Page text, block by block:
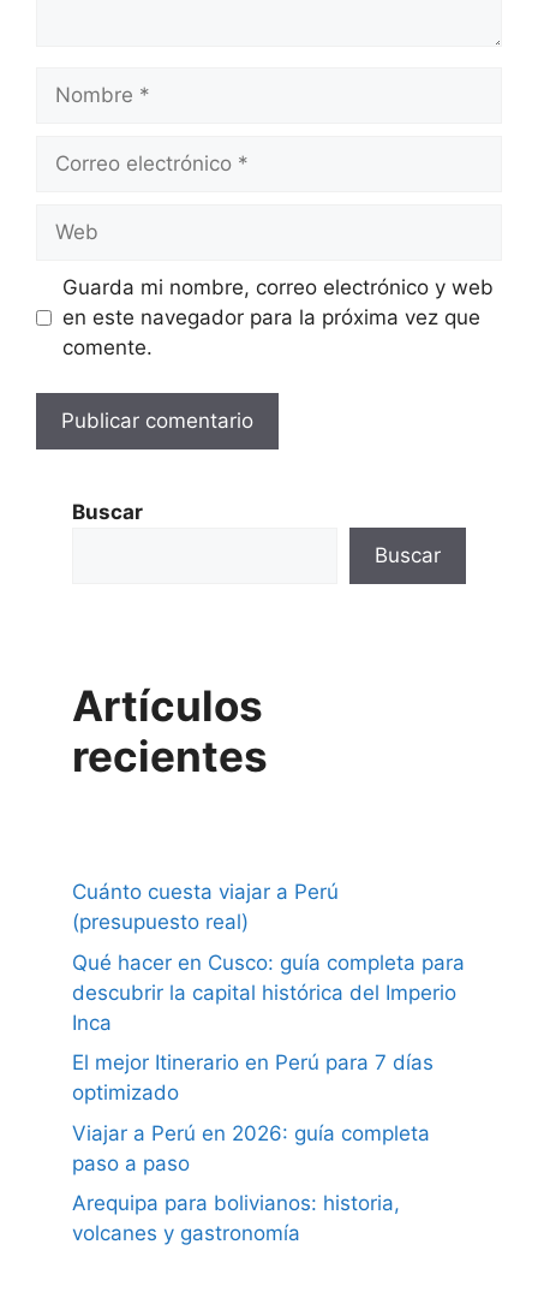
electrónico
Guarda mi nombre, correo electrónico y web
en este navegador para la próxima vez que
comente.
Buscar
Buscar
Artículos
recientes
Cuánto cuesta viajar a Perú
(presupuesto real)
Qué hacer en Cusco: guía completa para
descubrir la capital histórica del Imperio
Inca
El mejor Itinerario en Perú para 7 días
optimizado
Viajar a Perú en 2026: guía completa
paso a paso
Arequipa para bolivianos: historia,
volcanes y gastronomía